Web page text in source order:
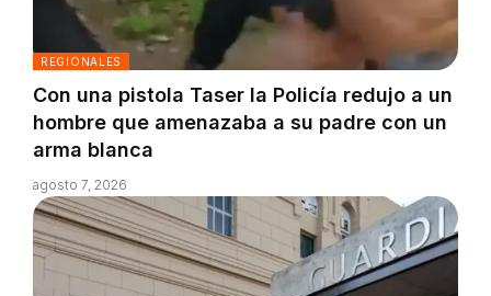
REGIONALES
Con una pistola Taser la Policía redujo a un
hombre que amenazaba a su padre con un
arma blanca
agosto 7, 2026